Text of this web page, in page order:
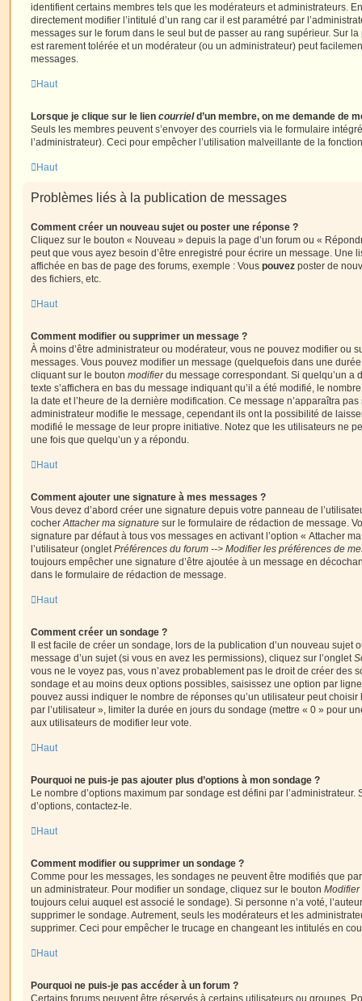
identifient certains membres tels que les modérateurs et administrateurs.
directement modifier l’intitulé d’un rang car il est paramétré par
messages sur le forum dans le seul but de passer au rang supérieur. Sur
est rarement tolérée et un modérateur (ou un administrateur) peut
messages.
Haut
Lorsque je clique sur le lien courrield’un membre, on me demande de
Seuls les membres peuvent s’envoyer des courriels via le formulaire
l’administrateur). Ceci pour empêcher l’utilisation malveillante de la
Haut
Problèmes liés à la publication de messages
Comment créer un nouveau sujet ou poster une réponse ?
Cliquez sur le bouton « Nouveau » depuis la page d’un forum ou «
peut que vous ayez besoin d’être enregistré pour écrire un message. Une
affichée en bas de page des forums, exemple : Vous pouvez poster de
des fichiers, etc.
Haut
Comment modifier ou supprimer un message ?
À moins d’être administrateur ou modérateur, vous ne pouvez modifier ou
messages. Vous pouvez modifier un message (quelquefois dans une
cliquant sur le bouton modifierdu message correspondant. Si quelqu’un a
texte s’affichera en bas du message indiquant qu’il a été modifié, le
la date et l’heure de la dernière modification. Ce message n’apparaîtra
administrateur modifie le message, cependant ils ont la possibilité de
modifié le message de leur propre initiative. Notez que les utilisateurs ne
une fois que quelqu’un y a répondu.
Haut
Comment ajouter une signature à mes messages ?
Vous devez d’abord créer une signature depuis votre panneau de
cocherAttacher ma signature sur le formulaire de rédaction de message.
signature par défaut à tous vos messages en activant l’option « Attacher
l’utilisateur (ongletPréférences du forum --> Modifier les préférences de
toujours empêcher une signature d’être ajoutée à un message en
dans le formulaire de rédaction de message.
Haut
Comment créer un sondage ?
Il est facile de créer un sondage, lors de la publication d’un nouveau sujet
message d’un sujet (si vous en avez les permissions), cliquez sur l’onglet
vous ne le voyez pas, vous n’avez probablement pas le droit de créer des
sondage et au moins deux options possibles, saisissez une option par
pouvez aussi indiquer le nombre de réponses qu’un utilisateur peut
par l’utilisateur », limiter la durée en jours du sondage (mettre « 0 » pour
aux utilisateurs de modifier leur vote.
Haut
Pourquoi ne puis-je pas ajouter plus d’options à mon sondage ?
Le nombre d’options maximum par sondage est défini par
d’options, contactez-le.
Haut
Comment modifier ou supprimer un sondage ?
Comme pour les messages, les sondages ne peuvent être modifiés que
un administrateur. Pour modifier un sondage, cliquez sur le bouton Modifier
toujours celui auquel est associé le sondage). Si personne n’a voté,
supprimer le sondage. Autrement, seuls les modérateurs et les
supprimer. Ceci pour empêcher le trucage en changeant les intitulés en
Haut
Pourquoi ne puis-je pas accéder à un forum ?
Certains forums peuvent être réservés à certains utilisateurs ou groupes.